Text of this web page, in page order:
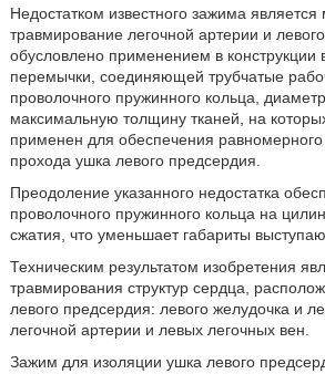
Недостатком известного зажима является
травмирование легочной артерии и
обусловлено применением в конструкции
перемычки, соединяющей трубчатые
проволочного пружинного кольца,
максимальную толщину тканей, на
применен для обеспечения
прохода ушка левого предсердия.
Преодоление указанного недостатка
проволочного пружинного кольца на
сжатия, что уменьшает габариты
Техническим результатом изобретения
травмирования структур сердца,
левого предсердия: левого желудочка и
легочной артерии и левых легочных вен.
Зажим для изоляции ушка левого